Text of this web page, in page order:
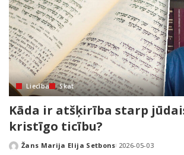
Liecība Skat
Kāda ir atšķirība starp
kristīgo ticību?
PostedŽans Marija Elija Setbons 2026-05-03